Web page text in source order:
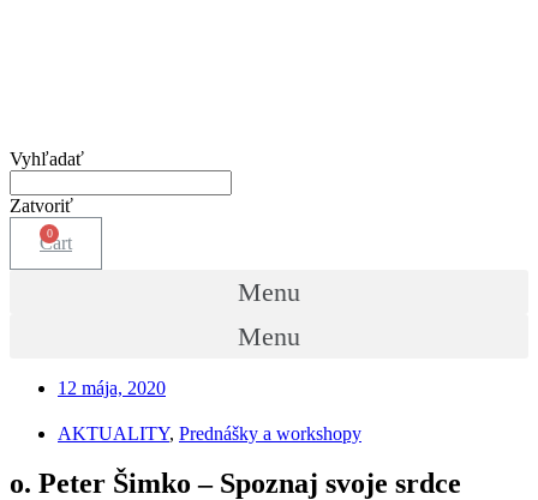
Vyhľadať
Zatvoriť
Cart
Menu
Menu
12 mája, 2020
AKTUALITY, Prednášky a workshopy
o. Peter Šimko – Spoznaj svoje srdce